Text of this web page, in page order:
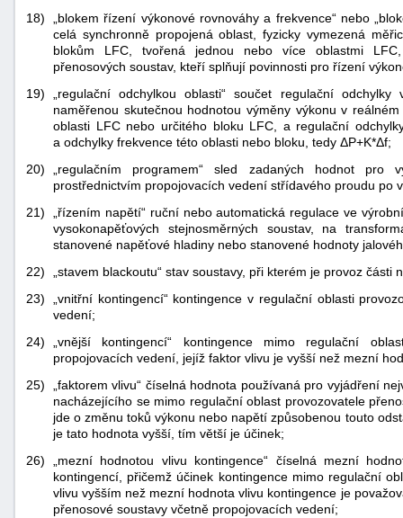
18)
„blokem řízení výkonové rovnováhy a frekvence“ nebo
celá synchronně propojená oblast, fyzicky vymezená
blokům LFC, tvořená jednou nebo více oblastmi
přenosových soustav, kteří splňují povinnosti pro řízení
19)
„regulační odchylkou oblasti“ součet regulační
naměřenou skutečnou hodnotou výměny výkonu v
oblasti LFC nebo určitého bloku LFC, a regulační
a odchylky frekvence této oblasti nebo bloku, tedy ΔP+K*Δf;
20)
„regulačním programem“ sled zadaných hodnot
prostřednictvím propojovacích vedení střídavého proudu po
21)
„řízením napětí“ ruční nebo automatická regulace ve
vysokonapěťových stejnosměrných soustav, na
stanovené napěťové hladiny nebo stanovené hodnoty
22)
„stavem blackoutu“ stav soustavy, při kterém je provoz
23)
„vnitřní kontingencí“ kontingence v regulační oblasti
vedení;
24)
„vnější kontingencí“ kontingence mimo regulační
propojovacích vedení, jejíž faktor vlivu je vyšší než mezní
25)
„faktorem vlivu“ číselná hodnota používaná pro vyjádření
nacházejícího se mimo regulační oblast provozovatele
jde o změnu toků výkonu nebo napětí způsobenou touto
je tato hodnota vyšší, tím větší je účinek;
26)
„mezní hodnotou vlivu kontingence“ číselná mezní
kontingencí, přičemž účinek kontingence mimo regulační
vlivu vyšším než mezní hodnota vlivu kontingence je
přenosové soustavy včetně propojovacích vedení;